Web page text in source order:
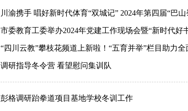
川渝携手 唱好新时代体育“双城记” 2024年第四届“巴
市委教育工委举办2024年党建工作现场会暨“新时代好
“四川云教”攀枝花频道上新啦！“五育并举”栏目助力全
调研指导冬令营 看望慰问集训队
彭格调研跆拳道项目基地学校冬训工作